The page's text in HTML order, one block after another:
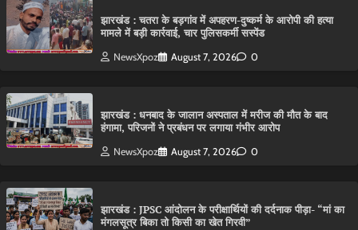
झारखंड : चतरा के बड़गांव में अपहरण-दुष्कर्म के आरोपी की हत्या
मामले में बड़ी कार्रवाई, चार पुलिसकर्मी सस्पेंड
NewsXpoz August 7, 2026 0
झारखंड : धनबाद के जालान अस्पताल में मरीज की मौत के बाद
हंगामा, परिजनों ने प्रबंधन पर लगाया गंभीर आरोप
NewsXpoz August 7, 2026 0
झारखंड : JPSC आंदोलन के परीक्षार्थियों की दर्दनाक पीड़ा- “मां का
मंगलसूत्र बिका तो किसी का खेत गिरवी”